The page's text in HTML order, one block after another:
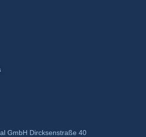
GmbH Dircksenstraße 40